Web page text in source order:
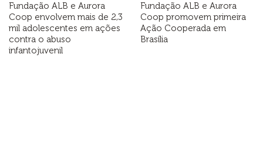
Fundação ALB e Aurora
Coop envolvem mais de 2,3
mil adolescentes em ações
contra o abuso
infantojuvenil
Fundação ALB e Aurora
Coop promovem primeira
Ação Cooperada em
Brasília